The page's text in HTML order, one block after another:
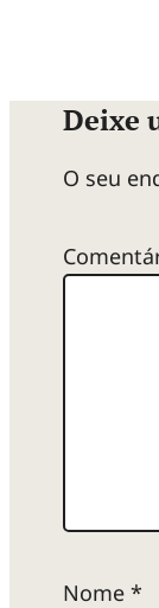
Deixe
O seu
Nome *